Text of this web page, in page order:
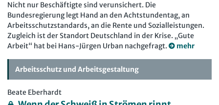
Nicht nur Beschäftigte sind verunsichert. Die
Bundesregierung legt Hand an den Achtstundentag, an
Arbeitsschutzstandards, an die Rente und Sozialleistungen.
Zugleich ist der Standort Deutschland in der Krise. „Gute
Arbeit“ hat bei Hans-Jürgen Urban nachgefragt.
mehr
Arbeitsschutz und Arbeitsgestaltung
Beate Eberhardt